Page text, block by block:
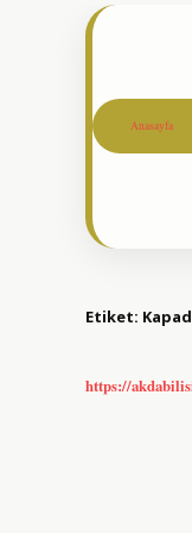
Anasayfa
Etiket:
https://